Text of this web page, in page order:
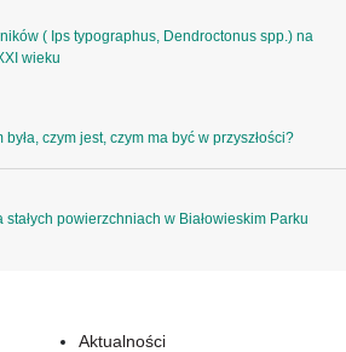
( Ips typographus, Dendroctonus spp.) na
wieku
była, czym jest, czym ma być w przyszłości?
stałych powierzchniach w Białowieskim Parku
Aktualności